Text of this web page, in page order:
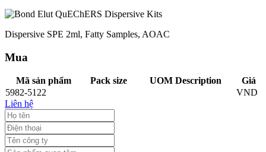
Dispersive SPE 2ml, Fatty Samples, AOAC
Mua
Mã sản phẩm Pack size UOM Description
Giá
5982-5122
VND
Liên hệ